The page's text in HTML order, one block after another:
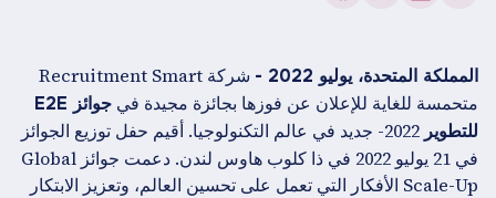
المملكة المتحدة، يوليو 2022 -
شركة Recruitment Smart
متحمسة للغاية للإعلان عن فوزها بجائزة مجيدة في
جوائز E2E
للتطوير
2022- جديد في عالم التكنولوجيا. أقيم حفل توزيع الجوائز
في 21 يوليو 2022 في ذا كلوب هاوس لندن. دعمت جوائز Global
Scale-Up الأفكار التي تعمل على تحسين العالم، وتعزيز الابتكار